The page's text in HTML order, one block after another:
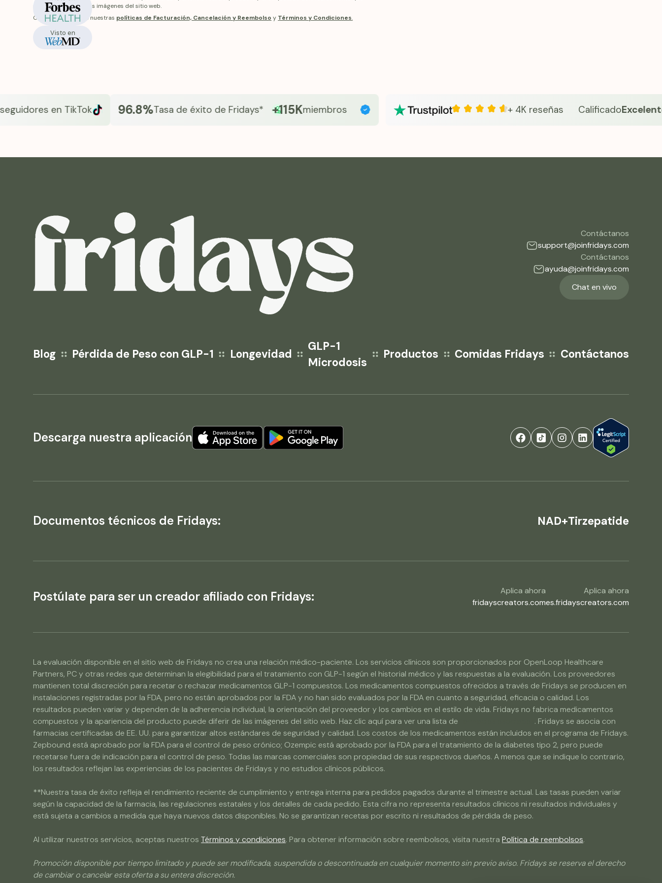
En stock
Visto en
reciba diferirán de las imágenes del sitio web.
Conozca más sobre nuestras políticas de Facturación, Cancelación y Reembolso y Términos y Condiciones.
en TikTok 96.8%Tasa de éxito de Fridays* +115Kmiembros + 4K reseñas CalificadoExcelente
Contáctanos
support@joinfridays.com
Contáctanos
ayuda@joinfridays.com
Chat en vivo
Blog Pérdida de Peso con GLP-1 Longevidad
GLP-1
Microdosis
Productos Comidas Fridays Contáctanos
Descarga nuestra aplicación
Documentos técnicos de Fridays: NAD+Tirzepatide
Postúlate para ser un creador afiliado con Fridays:
Aplica ahora
fridayscreators.com
Aplica ahora
es.fridayscreators.com
La evaluación disponible en el sitio web de Fridays no crea una relación médico-paciente. Los servicios clínicos son proporcionados por OpenLoop Healthcare
Partners, PC y otras redes que determinan la elegibilidad para el tratamiento con GLP-1 según el historial médico y las respuestas a la evaluación. Los proveedores
mantienen total discreción para recetar o rechazar medicamentos GLP-1 compuestos. Los medicamentos compuestos ofrecidos a través de Fridays se producen en
instalaciones registradas por la FDA, pero no están aprobados por la FDA y no han sido evaluados por la FDA en cuanto a seguridad, eficacia o calidad. Los
resultados pueden variar y dependen de la adherencia individual, la orientación del proveedor y los cambios en el estilo de vida. Fridays no fabrica medicamentos
compuestos y la apariencia del producto puede diferir de las imágenes del sitio web. Haz clic aquí para ver una lista de
. Fridays se asocia con
farmacias certificadas de EE. UU. para garantizar altos estándares de seguridad y calidad. Los costos de los medicamentos están incluidos en el programa de Fridays.
Zepbound está aprobado por la FDA para el control de peso crónico; Ozempic está aprobado por la FDA para el tratamiento de la diabetes tipo 2, pero puede
recetarse fuera de indicación para el control de peso. Todas las marcas comerciales son propiedad de sus respectivos dueños. A menos que se indique lo contrario,
los resultados reflejan las experiencias de los pacientes de Fridays y no estudios clínicos públicos.
**Nuestra tasa de éxito refleja el rendimiento reciente de cumplimiento y entrega interna para pedidos pagados durante el trimestre actual. Las tasas pueden variar
según la capacidad de la farmacia, las regulaciones estatales y los detalles de cada pedido. Esta cifra no representa resultados clínicos ni resultados individuales y
está sujeta a cambios a medida que haya nuevos datos disponibles. No se garantizan recetas por escrito ni resultados de pérdida de peso.
Al utilizar nuestros servicios, aceptas nuestrosTérminos y condiciones. Para obtener información sobre reembolsos, visita nuestraPolítica de reembolsos.
Promoción disponible por tiempo limitado y puede ser modificada, suspendida o descontinuada en cualquier momento sin previo aviso. Fridays se reserva el derecho
de cambiar o cancelar esta oferta a su entera discreción.